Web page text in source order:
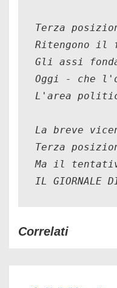
Terza
Ritengono il
Gli assi
Oggi - che
L'area
La breve
Terza
Ma il
IL GIORNALE
Correlati